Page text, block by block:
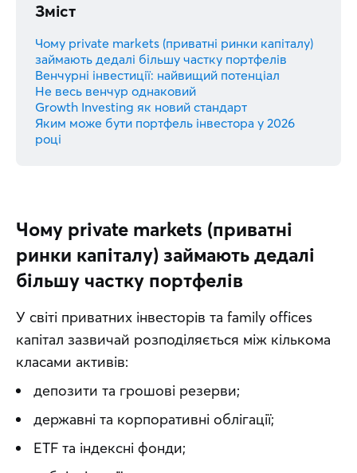
Зміст
Чому private markets (приватні ринки капіталу)
займають дедалі більшу частку портфелів
Венчурні інвестиції: найвищий потенціал
Не весь венчур однаковий
Growth Investing як новий стандарт
Яким може бути портфель інвестора у 2026
році
Чому private markets (приватні
ринки капіталу) займають дедалі
більшу частку портфелів
У світі приватних інвесторів та family offices
капітал зазвичай розподіляється між кількома
класами активів:
депозити та грошові резерви;
державні та корпоративні облігації;
ETF та індексні фонди;